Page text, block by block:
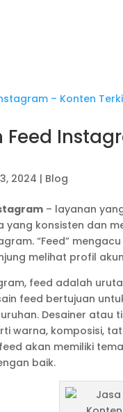
Feed
2024 | Blog
– layanan
yang konsisten dan
“Feed”
melihat profil
feed adalah
feed bertujuan
Desainer
warna, komposisi,
akan memiliki
baik.